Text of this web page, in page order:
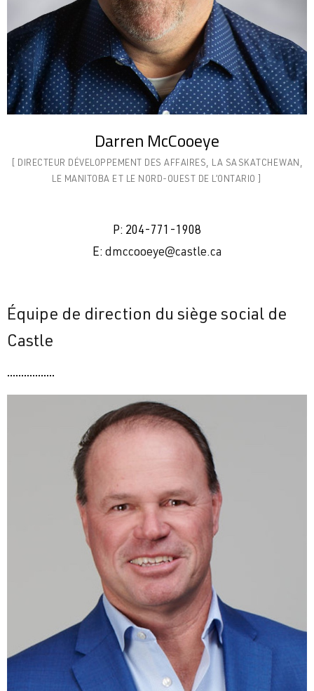
Darren McCooeye
[ DIRECTEUR DÉVELOPPEMENT DES AFFAIRES, LA SASKATCHEWAN,
LE MANITOBA ET LE NORD-OUEST DE L’ONTARIO ]
P: 204-771-1908
E: dmccooeye@castle.ca
Équipe de direction du siège social de
Castle